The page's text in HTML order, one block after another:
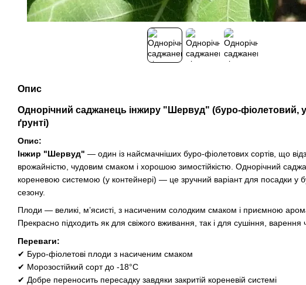
Опис
Однорічний саджанець інжиру "Шервуд" (буро-фіолетовий,
ґрунті)
Опис:
Інжир "Шервуд" — один із найсмачніших буро-фіолетових сортів, що
врожайністю, чудовим смаком і хорошою зимостійкістю. Однорічний
кореневою системою (у контейнері) — це зручний варіант для посадки у
сезону.
Плоди — великі, м’ясисті, з насиченим солодким смаком і приємною
Прекрасно підходить як для свіжого вживання, так і для сушіння, варення
Переваги:
✔ Буро-фіолетові плоди з насиченим смаком
✔ Морозостійкий сорт до -18°C
✔ Добре переносить пересадку завдяки закритій кореневій системі